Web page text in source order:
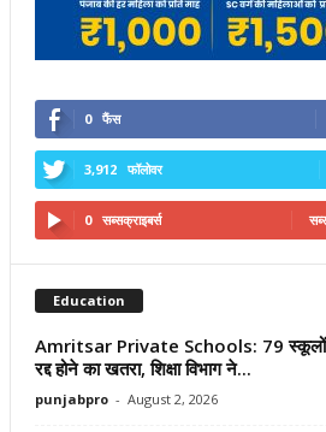
0 फैंस
3,912 फॉलोवर
0 सब्सक्राइबर्स
Education
Amritsar Private Schools: 79 स्कूलों
रद्द होने का खतरा, शिक्षा विभाग ने...
punjabpro - August 2, 2026